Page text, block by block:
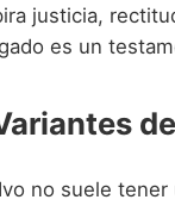
justicia,
es un
no suele